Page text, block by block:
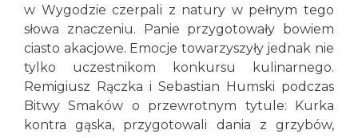
w Wygodzie czerpali z natury w pełnym tego
słowa znaczeniu. Panie przygotowały bowiem
ciasto akacjowe. Emocje towarzyszyły jednak nie
tylko uczestnikom konkursu kulinarnego.
Remigiusz Rączka i Sebastian Humski podczas
Bitwy Smaków o przewrotnym tytule: Kurka
kontra gąska, przygotowali dania z grzybów,